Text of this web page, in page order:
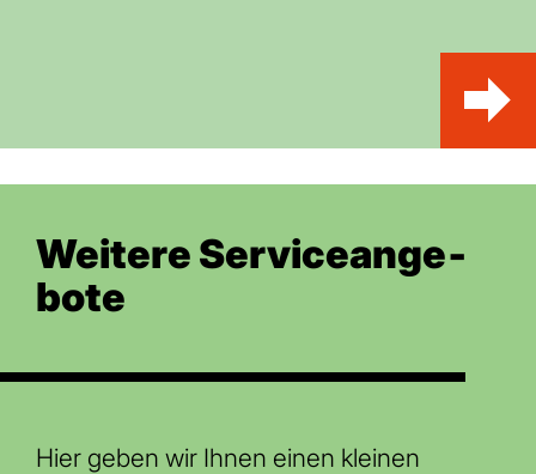
Weitere Serviceange­
bote
Hier geben wir Ihnen einen kleinen